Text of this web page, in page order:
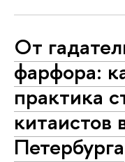
От
фарфора:
практика
китаистов
Петербурга